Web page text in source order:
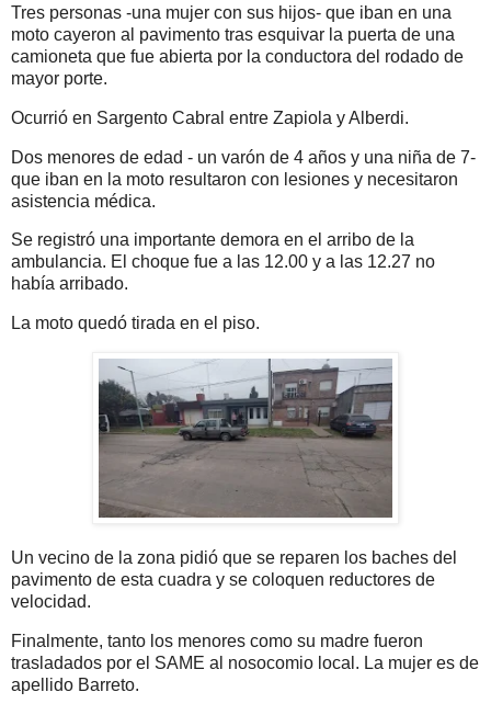
Tres personas -una mujer con sus hijos- que iban en una
moto cayeron al pavimento tras esquivar la puerta de una
camioneta que fue abierta por la conductora del rodado de
mayor porte.
Ocurrió en Sargento Cabral entre Zapiola y Alberdi.
Dos menores de edad - un varón de 4 años y una niña de 7-
que iban en la moto resultaron con lesiones y necesitaron
asistencia médica.
Se registró una importante demora en el arribo de la
ambulancia. El choque fue a las 12.00 y a las 12.27 no
había arribado.
La moto quedó tirada en el piso.
Un vecino de la zona pidió que se reparen los baches del
pavimento de esta cuadra y se coloquen reductores de
velocidad.
Finalmente, tanto los menores como su madre fueron
trasladados por el SAME al nosocomio local. La mujer es de
apellido Barreto.